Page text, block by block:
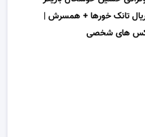
تانک خورها + همسرش |
های شخصی